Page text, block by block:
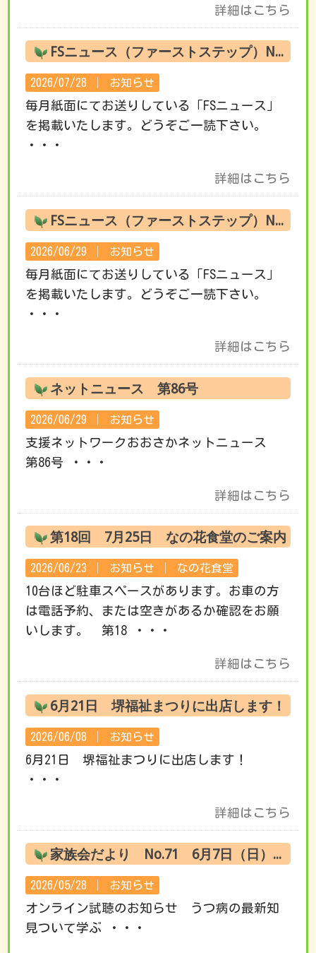
詳細はこちら
FSニュース（ファーストステップ）No.222 8月の活動です
2026/07/28 │ お知らせ
毎月紙面にてお送りしている「FSニュース」
を掲載いたします。どうぞご一読下さい。
・・・
詳細はこちら
FSニュース（ファーストステップ）No.221 7月の活動です
2026/06/29 │ お知らせ
毎月紙面にてお送りしている「FSニュース」
を掲載いたします。どうぞご一読下さい。
・・・
詳細はこちら
ネットニュース 第86号
2026/06/29 │ お知らせ
支援ネットワークおおさかネットニュース
第86号 ・・・
詳細はこちら
第18回 7月25日 なの花食堂のご案内
2026/06/23 │ お知らせ なの花食堂
10台ほど駐車スペースがあります。お車の方
は電話予約、または空きがあるか確認をお願
いします。 第18 ・・・
詳細はこちら
6月21日 堺福祉まつりに出店します！
2026/06/08 │ お知らせ
6月21日 堺福祉まつりに出店します！
・・・
詳細はこちら
家族会だより No.71 6月7日（日） オンライン試聴のお知らせ
2026/05/28 │ お知らせ
オンライン試聴のお知らせ うつ病の最新知
見ついて学ぶ ・・・